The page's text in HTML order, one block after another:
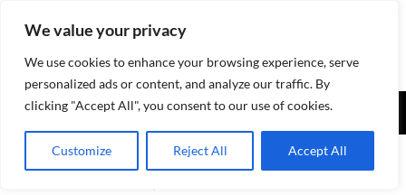
We value your privacy
We use cookies to enhance your browsing experience, serve
personalized ads or content, and analyze our traffic. By
clicking "Accept All", you consent to our use of cookies.
Customize Reject All Accept All
Assurances-sociales.info
Recherche